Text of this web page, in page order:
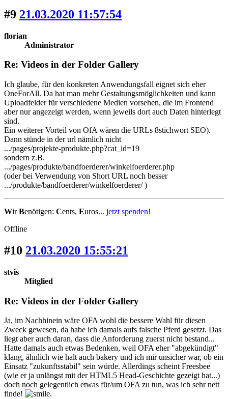
#9 21.03.2020 11:57:54
florian
Administrator
Re: Videos in der Folder Gallery
Ich glaube, für den konkreten Anwendungsfall eignet sich eher
OneForAll. Da hat man mehr Gestaltungsmöglichkeiten und kann
Uploadfelder für verschiedene Medien vorsehen, die im Frontend
aber nur angezeigt werden, wenn jeweils dort auch Daten hinterlegt
sind.
Ein weiterer Vorteil von OfA wären die URLs 8stichwort SEO).
Dann stünde in der url nämlich nicht
.../pages/projekte-produkte.php?cat_id=19
sondern z.B.
.../pages/produkte/bandfoerderer/winkelfoerderer.php
(oder bei Verwendung von Short URL noch besser
.../produkte/bandfoerderer/winkelfoerderer/ )
WirBenötigen: Cents, Euros... jetzt spenden!
Offline
#10 21.03.2020 15:55:21
stvis
Mitglied
Re: Videos in der Folder Gallery
Ja, im Nachhinein wäre OFA wohl die bessere Wahl für diesen
Zweck gewesen, da habe ich damals aufs falsche Pferd gesetzt. Das
liegt aber auch daran, dass die Anforderung zuerst nicht bestand...
Hatte damals auch etwas Bedenken, weil OFA eher "abgekündigt"
klang, ähnlich wie halt auch bakery und ich mir unsicher war, ob ein
Einsatz "zukunftsstabil" sein würde. Allerdings scheint Freesbee
(wie er ja unlängst mit der HTML5 Head-Geschichte gezeigt hat...)
doch noch gelegentlich etwas für/um OFA zu tun, was ich sehr nett
finde!
.